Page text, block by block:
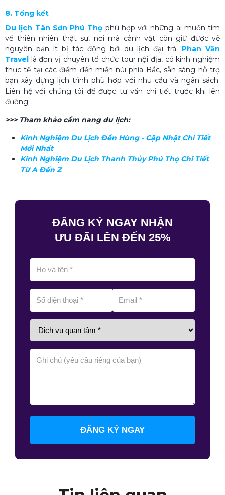
8. Tổng kết
Du lịch Tân Sơn Phú Thọ phù hợp với những ai muốn tìm
về thiên nhiên thật sự, nơi mà cảnh vật còn giữ được vẻ
nguyên bản ít bị tác động bởi du lịch đại trà. Phan Văn
Travel là đơn vị chuyên tổ chức tour nội địa, có kinh nghiệm
thực tế tại các điểm đến miền núi phía Bắc, sẵn sàng hỗ trợ
bạn xây dựng lịch trình phù hợp với nhu cầu và ngân sách.
Liên hệ với chúng tôi để được tư vấn chi tiết trước khi lên
đường.
>>> Tham khảo cẩm nang du lịch:
Kinh Nghiệm Du Lịch Đền Hùng​ - Cập Nhật Chi Tiết
Mới Nhất
Kinh Nghiệm Du Lịch Thanh Thủy Phú Thọ​ Chi Tiết
Từ A Đến Z
ĐĂNG KÝ NGAY NHẬN
ƯU ĐÃI LÊN ĐẾN 25%
ĐĂNG KÝ NGAY